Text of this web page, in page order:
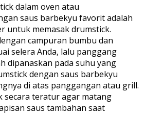
dalam oven atau
saus barbekyu favorit adalah
untuk memasak drumstick.
campuran bumbu dan
selera Anda, lalu panggang
dipanaskan pada suhu yang
dengan saus barbekyu
di atas panggangan atau grill.
secara teratur agar matang
saus tambahan saat